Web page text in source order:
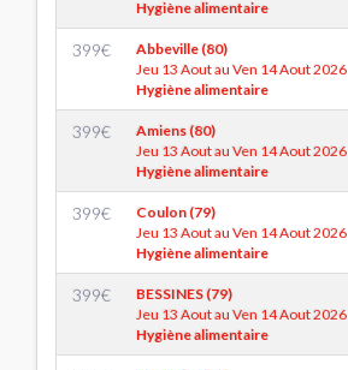
Hygiène alimentaire
399€
Abbeville (80)
Jeu 13 Aout au Ven 14 Aout 2026
Hygiène alimentaire
399€
Amiens (80)
Jeu 13 Aout au Ven 14 Aout 2026
Hygiène alimentaire
399€
Coulon (79)
Jeu 13 Aout au Ven 14 Aout 2026
Hygiène alimentaire
399€
BESSINES (79)
Jeu 13 Aout au Ven 14 Aout 2026
Hygiène alimentaire